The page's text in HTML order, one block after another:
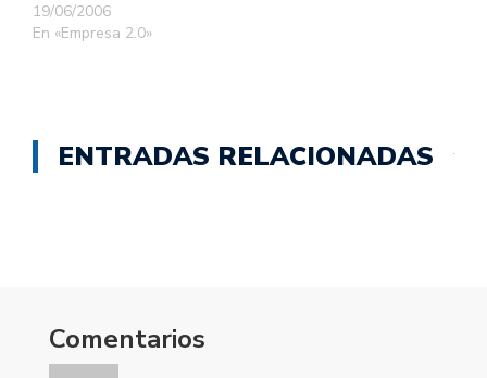
19/06/2006
En «Empresa 2.0»
ENTRADAS RELACIONADAS
Comentarios